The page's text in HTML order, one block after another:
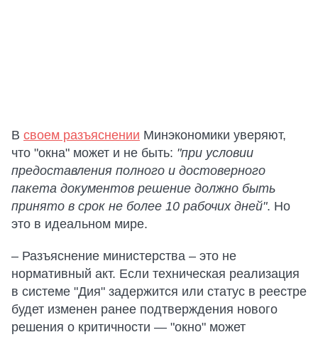
В своем разъяснении Минэкономики уверяют,
что "окна" может и не быть: "при условии
предоставления полного и достоверного
пакета документов решение должно быть
принято в срок не более 10 рабочих дней". Но
это в идеальном мире.
– Разъяснение министерства – это не
нормативный акт. Если техническая реализация
в системе "Дия" задержится или статус в реестре
будет изменен ранее подтверждения нового
решения о критичности — "окно" может